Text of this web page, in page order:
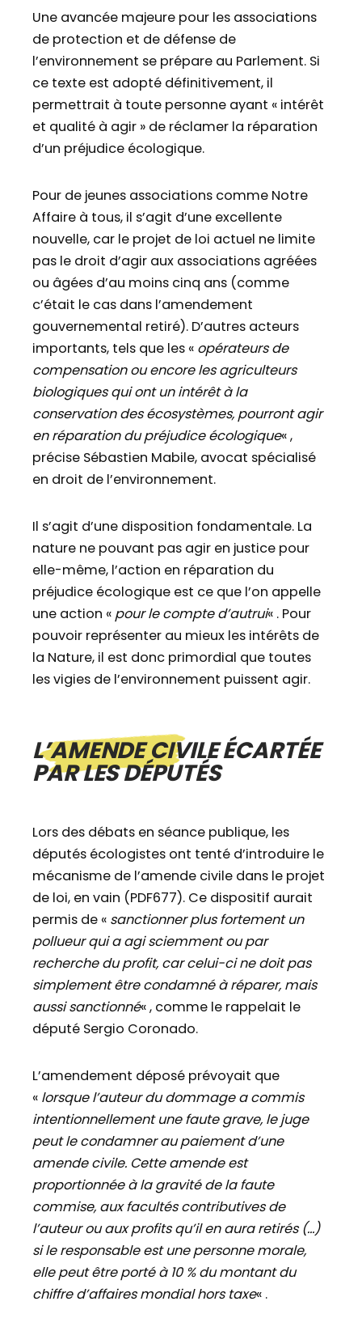
Une avancée majeure pour les associations
de protection et de défense de
l’environnement se prépare au Parlement. Si
ce texte est adopté définitivement, il
permettrait à toute personne ayant « intérêt
et qualité à agir » de réclamer la réparation
d’un préjudice écologique.
Pour de jeunes associations comme Notre
Affaire à tous, il s’agit d’une excellente
nouvelle, car le projet de loi actuel ne limite
pas le droit d’agir aux associations agréées
ou âgées d’au moins cinq ans (comme
c’était le cas dans l’amendement
gouvernemental retiré). D’autres acteurs
importants, tels que les « opérateurs de
compensation ou encore les agriculteurs
biologiques qui ont un intérêt à la
conservation des écosystèmes, pourront agir
en réparation du préjudice écologique« ,
précise Sébastien Mabile, avocat spécialisé
en droit de l’environnement.
Il s’agit d’une disposition fondamentale. La
nature ne pouvant pas agir en justice pour
elle-même, l’action en réparation du
préjudice écologique est ce que l’on appelle
une action « pour le compte d’autrui« . Pour
pouvoir représenter au mieux les intérêts de
la Nature, il est donc primordial que toutes
les vigies de l’environnement puissent agir.
L’AMENDE CIVILE ÉCARTÉE
PAR LES DÉPUTÉS
Lors des débats en séance publique, les
députés écologistes ont tenté d’introduire le
mécanisme de l’amende civile dans le projet
de loi, en vain (PDF677). Ce dispositif aurait
permis de « sanctionner plus fortement un
pollueur qui a agi sciemment ou par
recherche du profit, car celui-ci ne doit pas
simplement être condamné à réparer, mais
aussi sanctionné« , comme le rappelait le
député Sergio Coronado.
L’amendement déposé prévoyait que
« lorsque l’auteur du dommage a commis
intentionnellement une faute grave, le juge
peut le condamner au paiement d’une
amende civile. Cette amende est
proportionnée à la gravité de la faute
commise, aux facultés contributives de
l’auteur ou aux profits qu’il en aura retirés (…)
si le responsable est une personne morale,
elle peut être porté à 10 % du montant du
chiffre d’affaires mondial hors taxe« .